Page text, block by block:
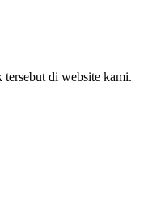
di website kami.